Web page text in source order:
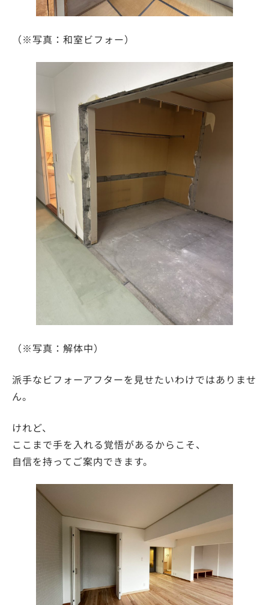
（※写真：和室ビフォー）
（※写真：解体中）
派手なビフォーアフターを見せたいわけではありませ
ん。
けれど、
ここまで手を入れる覚悟があるからこそ、
自信を持ってご案内できます。